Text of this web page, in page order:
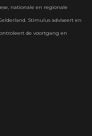
nationale en regionale
Stimulus adviseert en
de voortgang en